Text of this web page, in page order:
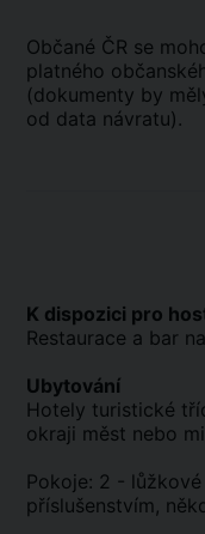
Občané ČR se
platného
(dokumenty by
od data návratu).
K dispozici pro
Restaurace a bar
Ubytování
Hotely turistické
okraji měst nebo
Pokoje: 2 -
příslušenstvím,